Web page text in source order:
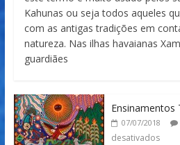
Kahunas ou seja todos aqueles
com as antigas tradições em
natureza. Nas ilhas havaianas
guardiães
Ensinamentos
07/07/2018
desativados